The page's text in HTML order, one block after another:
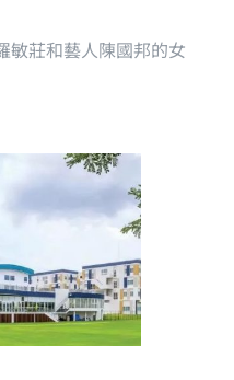
敏莊和藝人陳國邦的女